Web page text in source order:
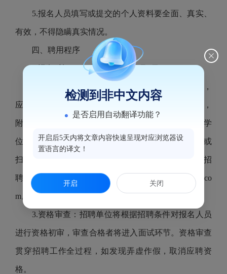
5.报名人员填写或提交的个人资料要全面、真实、
有效，不得隐瞒真实情况。
四、聘用程序
1.报名时间：2026年5月6日至5月9日18:00。
2.报名方式：本次报名采取电子邮箱报名的形式，
应聘人员需认真填写报名表（可在本公告附件中下载，
附本人近期免冠证件照），并提供个人身份证、学历学
位证书（含学信网证明）、其他资格证书的清晰照片或
扫描件，压缩打包（以“本人姓名+水部城管中队招
聘”作为文件名）发送至电子邮箱：3598222720@qq.co
m。
3.资格审查：招聘单位将根据招聘条件对报名人员
进行资格初审，审查合格者将进入面试环节。资格审查
贯穿招聘工作全过程，如发现弄虚作假，取消应聘资
格。
检测到非中文内容
是否启用自动翻译功能？
开启后5天内将文章内容快速呈现对应浏览器设
置语言的译文！
开启 关闭